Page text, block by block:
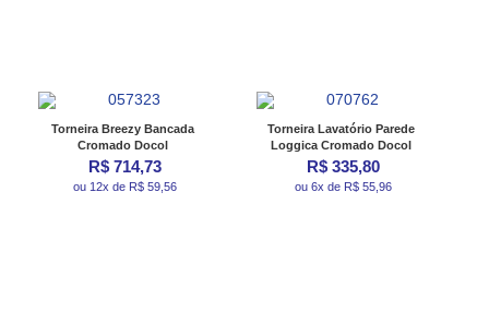
Torneira Breezy Bancada
Cromado Docol
R$ 714,73
ou 12x de R$ 59,56
Torneira Lavatório Parede
Loggica Cromado Docol
R$ 335,80
ou 6x de R$ 55,96